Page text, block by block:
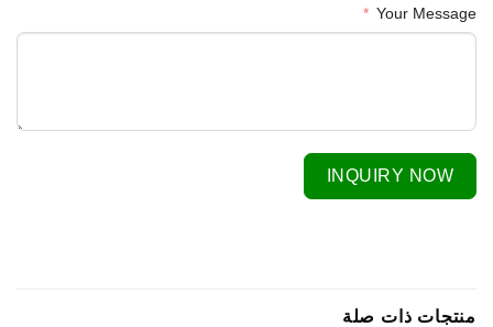
Your Message
INQUIRY NOW
منتجات ذات صلة